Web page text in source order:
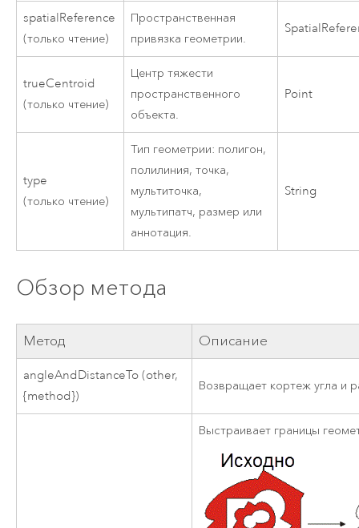
spatialReference
(только чтение)
Пространственная
привязка геометрии.
trueCentroid
(только чтение)
Центр тяжести
пространственного
объекта.
Point
type
(только чтение)
Тип геометрии: полигон,
полилиния, точка,
мультиточка,
мультипатч, размер или
аннотация.
String
Обзор метода
Метод Описание
angleAndDistanceTo (other,
{method})
Возвращает кортеж угла и
Выстраивает границы